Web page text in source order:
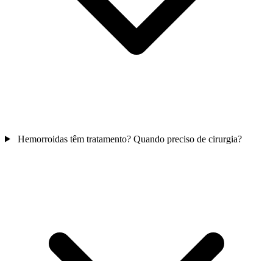
Hemorroidas têm tratamento? Quando preciso de cirurgia?